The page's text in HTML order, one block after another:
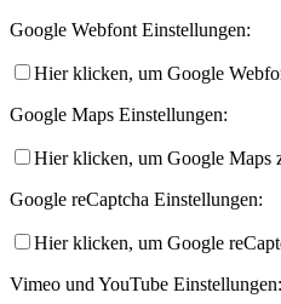
Google Webfont Einstellungen:
Hier klicken, um Google
Google Maps Einstellungen:
Hier klicken, um Google Maps
Google reCaptcha Einstellungen:
Hier klicken, um Google
Vimeo und YouTube Einstellungen: